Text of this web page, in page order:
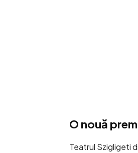
O nouă
Teatrul Szigligeti